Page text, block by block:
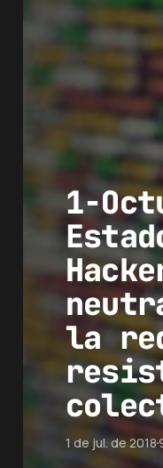
1-
la
1 de jul. de 2018